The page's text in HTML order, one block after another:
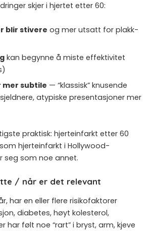
skjer i hjertet etter 60:
blir stivere og mer utsatt for plakk-
kan begynne å miste effektivitet
mer subtile — “klassisk” knusende
atypiske presentasjoner mer
praktisk: hjerteinfarkt etter 60
hjerteinfarkt i Hollywood-
seg som noe annet.
/ når er det relevant
har en eller flere risikofaktorer
diabetes, høyt kolesterol,
har følt noe “rart” i bryst, arm, kjeve